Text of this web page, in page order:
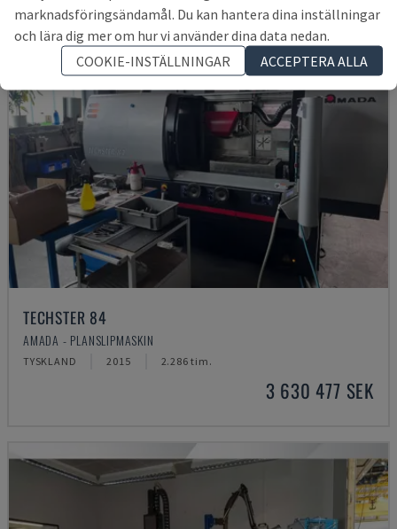
TECHSTER 84
AMADA - PLANSLIPMASKIN
TYSKLAND 2015 2.286 tim.
3 630 477 SEK
marknadsföringsändamål. Du kan hantera dina inställningar
och lära dig mer om hur vi använder dina data nedan.
COOKIE-INSTÄLLNINGAR
ACCEPTERA ALLA